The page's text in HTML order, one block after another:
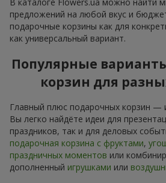
предложений на любой вкус и
подарочные корзины как для
как универсальный вариант.
Популярные
корзин для
Главный плюс подарочных корзин —
Вы легко найдёте идеи для
праздников, так и для деловых
подарочная корзина с фруктами,
праздничных моментов или
дополненный игрушками или